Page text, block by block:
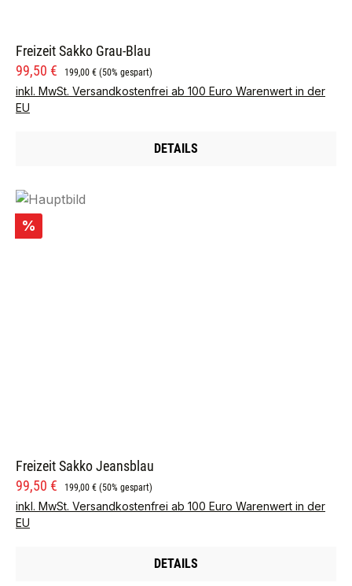
Freizeit Sakko Grau-Blau
Verkaufspreis:
99,50 € Regulärer Preis:
199,00 € (50% gespart)
inkl. MwSt. Versandkostenfrei ab 100 Euro Warenwert in der
EU
DETAILS
Rabatt
%
Freizeit Sakko Jeansblau
Verkaufspreis:
99,50 € Regulärer Preis:
199,00 € (50% gespart)
inkl. MwSt. Versandkostenfrei ab 100 Euro Warenwert in der
EU
DETAILS